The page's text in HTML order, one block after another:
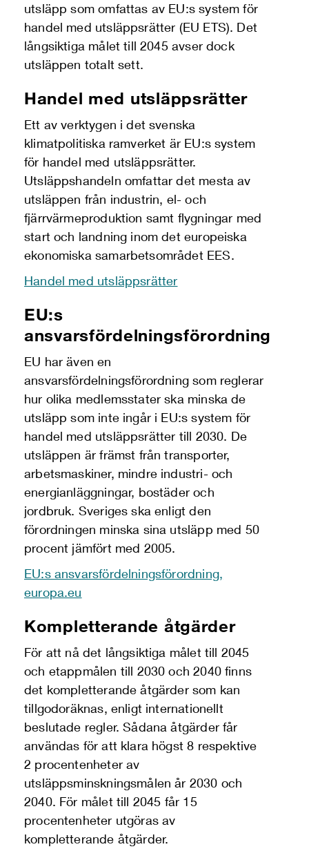
utsläpp som omfattas av EU:s system för
handel med utsläppsrätter (EU ETS). Det
långsiktiga målet till 2045 avser dock
utsläppen totalt sett.
Handel med utsläppsrätter
Ett av verktygen i det svenska
klimatpolitiska ramverket är EU:s system
för handel med utsläppsrätter.
Utsläppshandeln omfattar det mesta av
utsläppen från industrin, el- och
fjärrvärmeproduktion samt flygningar med
start och landning inom det europeiska
ekonomiska samarbetsområdet EES.
Handel med utsläppsrätter
EU:s
ansvarsfördelningsförordning
EU har även en
ansvarsfördelningsförordning som reglerar
hur olika medlemsstater ska minska de
utsläpp som inte ingår i EU:s system för
handel med utsläppsrätter till 2030. De
utsläppen är främst från transporter,
arbetsmaskiner, mindre industri- och
energianläggningar, bostäder och
jordbruk. Sveriges ska enligt den
förordningen minska sina utsläpp med 50
procent jämfört med 2005.
EU:s ansvarsfördelningsförordning,
europa.eu
Kompletterande åtgärder
För att nå det långsiktiga målet till 2045
och etappmålen till 2030 och 2040 finns
det kompletterande åtgärder som kan
tillgodoräknas, enligt internationellt
beslutade regler. Sådana åtgärder får
användas för att klara högst 8 respektive
2 procentenheter av
utsläppsminskningsmålen år 2030 och
2040. För målet till 2045 får 15
procentenheter utgöras av
kompletterande åtgärder.